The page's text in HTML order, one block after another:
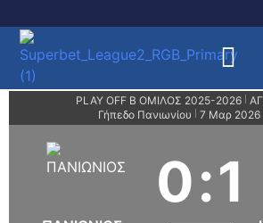
PLAY OFF Β ΟΜΙΛΟΣ 2025-2026
Γήπεδο Πανιωνίου
7 Μαρ 2026
0:1